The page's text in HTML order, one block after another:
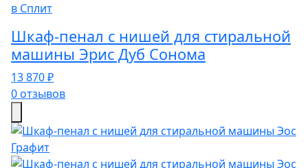
в Сплит
Шкаф-пенал с нишей для стиральной
машины Эрис Дуб Сонома
13 870 ₽
0 отзывов